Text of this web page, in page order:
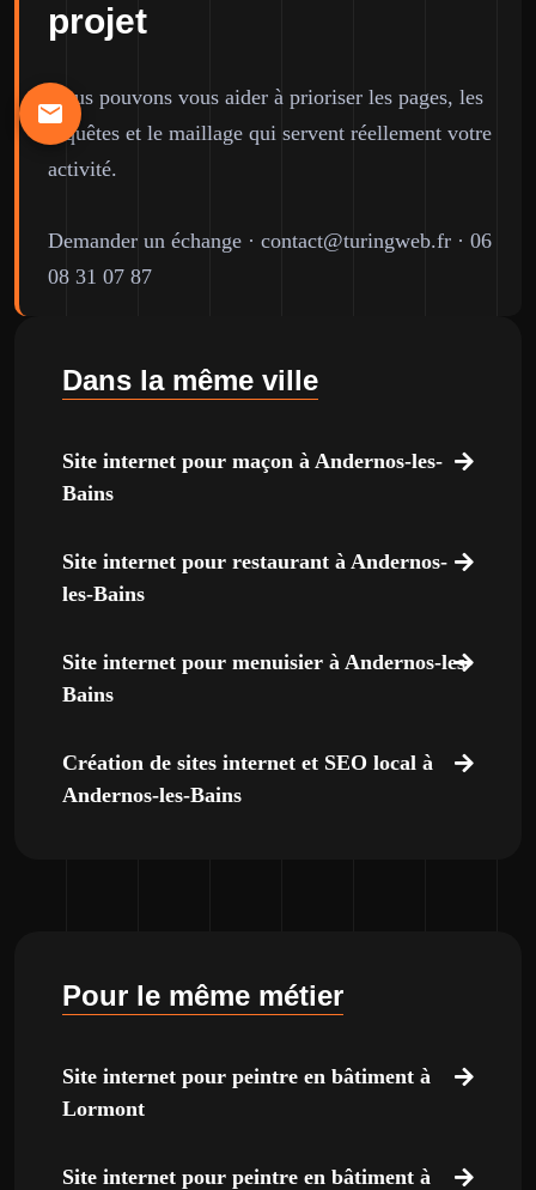
projet
Nous pouvons vous aider à prioriser les pages, les
requêtes et le maillage qui servent réellement votre
activité.
Demander un échange · contact@turingweb.fr · 06
08 31 07 87
Dans la même ville
Site internet pour maçon à Andernos-les-
Bains
Site internet pour restaurant à Andernos-
les-Bains
Site internet pour menuisier à Andernos-les-
Bains
Création de sites internet et SEO local à
Andernos-les-Bains
Pour le même métier
Site internet pour peintre en bâtiment à
Lormont
Site internet pour peintre en bâtiment à